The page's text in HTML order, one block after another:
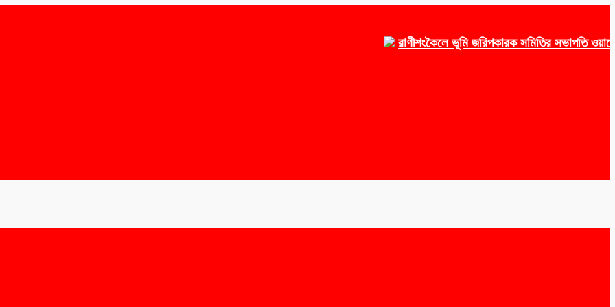
রাণীশংকৈলে ভূমি জরিপকারক সমিতির সভাপতি ওয়াকেয়া,